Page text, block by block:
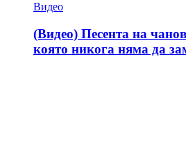
Видео
(Видео) Песента на
която никога няма да